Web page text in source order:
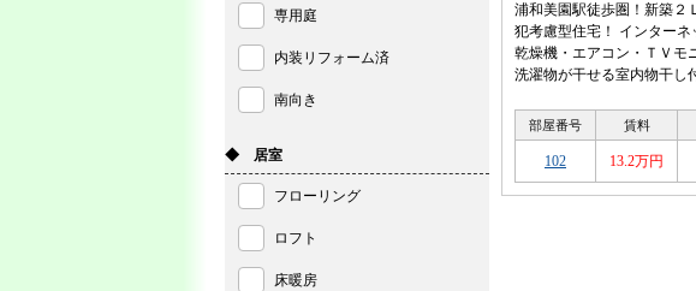
浦和美園駅徒歩圏！新築２
犯考慮型住宅！ インター
乾燥機・エアコン・ＴＶモ
洗濯物が干せる室内物干し
部屋番号 賃料
102 13.2万円
専用庭
内装リフォーム済
南向き
◆ 居室
フローリング
ロフト
床暖房